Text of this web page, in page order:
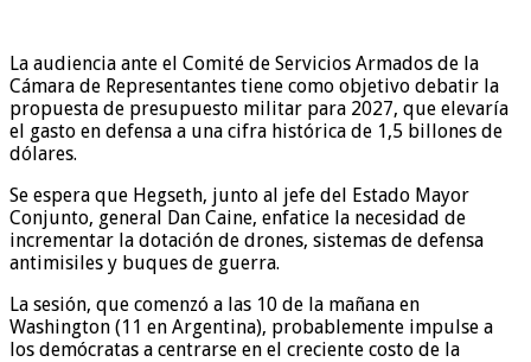
La audiencia ante el Comité de Servicios Armados de la
Cámara de Representantes tiene como objetivo debatir la
propuesta de presupuesto militar para 2027, que elevaría
el gasto en defensa a una cifra histórica de 1,5 billones de
dólares.
Se espera que Hegseth, junto al jefe del Estado Mayor
Conjunto, general Dan Caine, enfatice la necesidad de
incrementar la dotación de drones, sistemas de defensa
antimisiles y buques de guerra.
La sesión, que comenzó a las 10 de la mañana en
Washington (11 en Argentina), probablemente impulse a
los demócratas a centrarse en el creciente costo de la